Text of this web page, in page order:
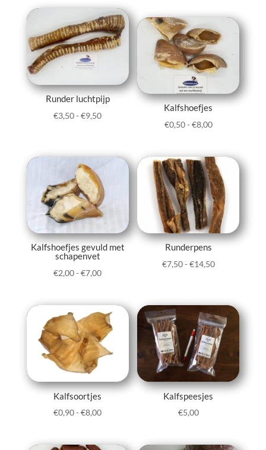
tot
€15,00
tot
€13,50
Runder luchtpijp
€3,50- €9,50Prijsklasse:
€9,50
Kalfshoefjes
€0,50- €8,00Prijsklasse:
tot
€8,00
Kalfshoefjes gevuld met
schapenvet
€2,00- €7,00Prijsklasse:
tot
€7,00
Runderpens
€7,50- €14,50Prijsklasse:
€14,50
Kalfsoortjes
€0,90- €8,00Prijsklasse:
tot
Kalfspeesjes
€5,00